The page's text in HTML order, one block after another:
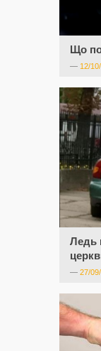
Що
— 12/
Ледь
— 27/